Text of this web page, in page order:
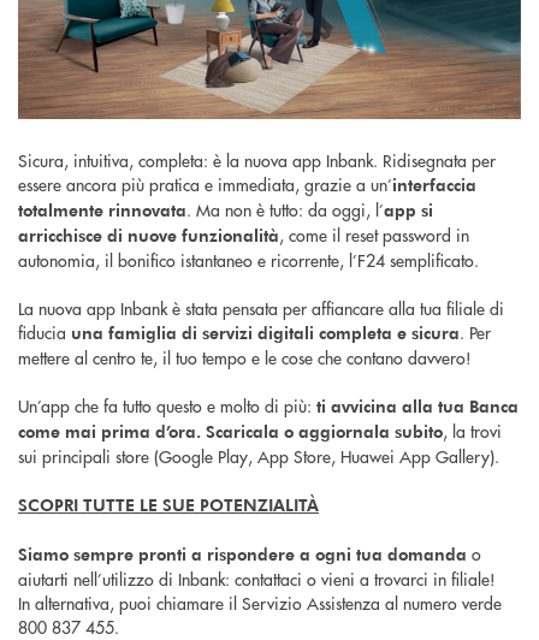
Sicura, intuitiva, completa: è la nuova app Inbank. Ridisegnata per
essere ancora più pratica e immediata, grazie a un’interfaccia
totalmente rinnovata. Ma non è tutto: da oggi, l’app si
arricchisce di nuove funzionalità, come il reset password in
autonomia, il bonifico istantaneo e ricorrente, l’F24 semplificato.
La nuova app Inbank è stata pensata per affiancare alla tua filiale di
fiducia una famiglia di servizi digitali completa e sicura. Per
mettere al centro te, il tuo tempo e le cose che contano davvero!
Un’app che fa tutto questo e molto di più: ti avvicina alla tua Banca
come mai prima d’ora. Scaricala o aggiornala subito, la trovi
sui principali store (Google Play, App Store, Huawei App Gallery).
SCOPRI TUTTE LE SUE POTENZIALITÀ
Siamo sempre pronti a rispondere a ogni tua domanda o
aiutarti nell’utilizzo di Inbank: contattaci o vieni a trovarci in filiale!
In alternativa, puoi chiamare il Servizio Assistenza al numero verde
800 837 455.